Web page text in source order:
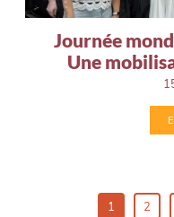
Journée
Une
1 2